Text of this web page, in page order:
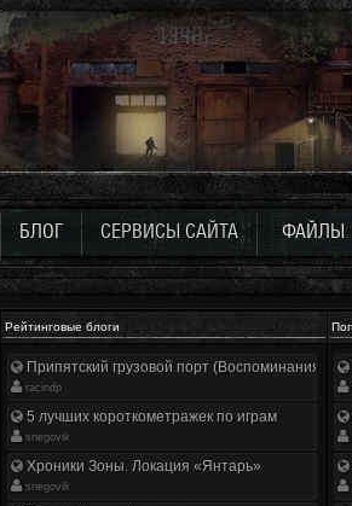
БЛОГ СЕРВИСЫ САЙТА ФАЙЛЫ
Рейтинговые блоги
Припятский грузовой порт (Воспоминания
racindp
5 лучших короткометражек по играм
snegovik
Хроники Зоны. Локация «Янтарь»
snegovik